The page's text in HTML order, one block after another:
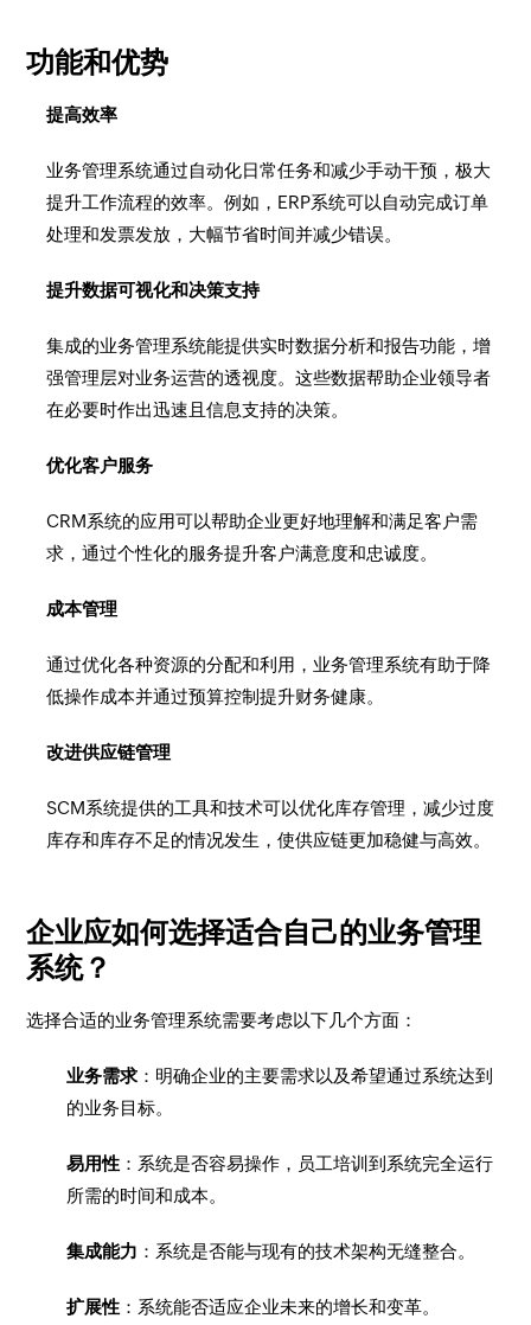
功能和优势
提高效率
业务管理系统通过自动化日常任务和减少手动干预，极大
提升工作流程的效率。例如，ERP系统可以自动完成订单
处理和发票发放，大幅节省时间并减少错误。
提升数据可视化和决策支持
集成的业务管理系统能提供实时数据分析和报告功能，增
强管理层对业务运营的透视度。这些数据帮助企业领导者
在必要时作出迅速且信息支持的决策。
优化客户服务
CRM系统的应用可以帮助企业更好地理解和满足客户需
求，通过个性化的服务提升客户满意度和忠诚度。
成本管理
通过优化各种资源的分配和利用，业务管理系统有助于降
低操作成本并通过预算控制提升财务健康。
改进供应链管理
SCM系统提供的工具和技术可以优化库存管理，减少过度
库存和库存不足的情况发生，使供应链更加稳健与高效。
企业应如何选择适合自己的业务管理
系统？
选择合适的业务管理系统需要考虑以下几个方面：
业务需求 ：明确企业的主要需求以及希望通过系统达到
的业务目标。
易用性 ：系统是否容易操作，员工培训到系统完全运行
所需的时间和成本。
集成能力 ：系统是否能与现有的技术架构无缝整合。
扩展性 ：系统能否适应企业未来的增长和变革。